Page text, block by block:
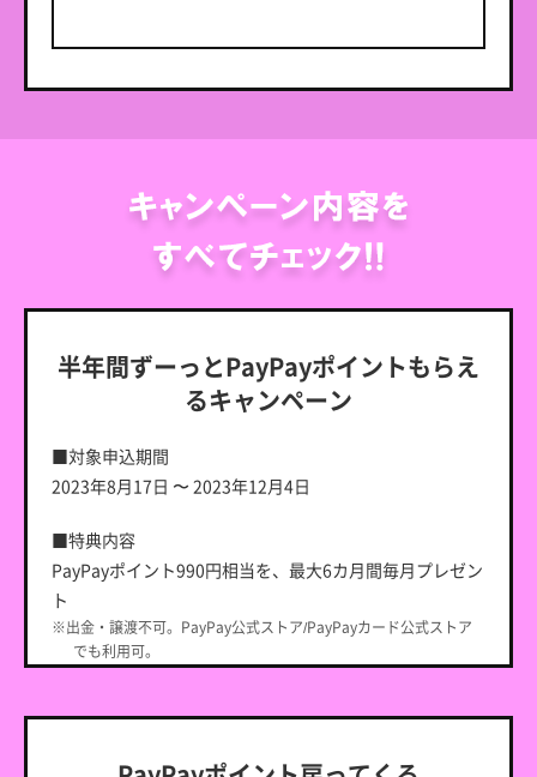
半年間ずーっとPayPayポイントもらえ
るキャンペーン
■対象申込期間
2023年8月17日 〜 2023年12月4日
■特典内容
PayPayポイント990円相当を、最大6カ月間毎月プレゼン
ト
※出金・譲渡不可。PayPay公式ストア/PayPayカード公式ストア
でも利用可。
①キャンペーン対象申込期間中に、LINEMOの「スマホプ